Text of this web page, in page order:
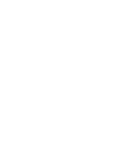
zainteresowania